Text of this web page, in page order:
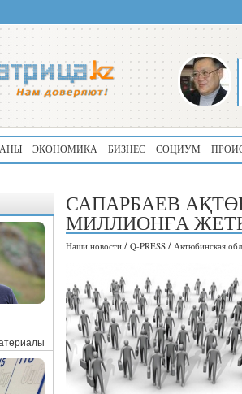
ЭКОНОМИКА БИЗНЕС СОЦИУМ
САПАРБАЕВ
МИЛЛИОНҒА
Наши новости / Q-PRESS / Актюбинская